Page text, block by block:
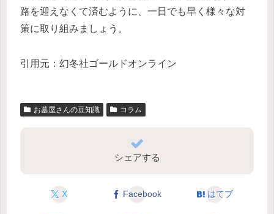
路を迎えなくて済むように、一日でも早く様々な対
策に取り組みましょう。
引用元： 幻冬社ゴールドオンライン
お墓屋さんの豆知識 コラム
シェアする
X Facebook はてブ